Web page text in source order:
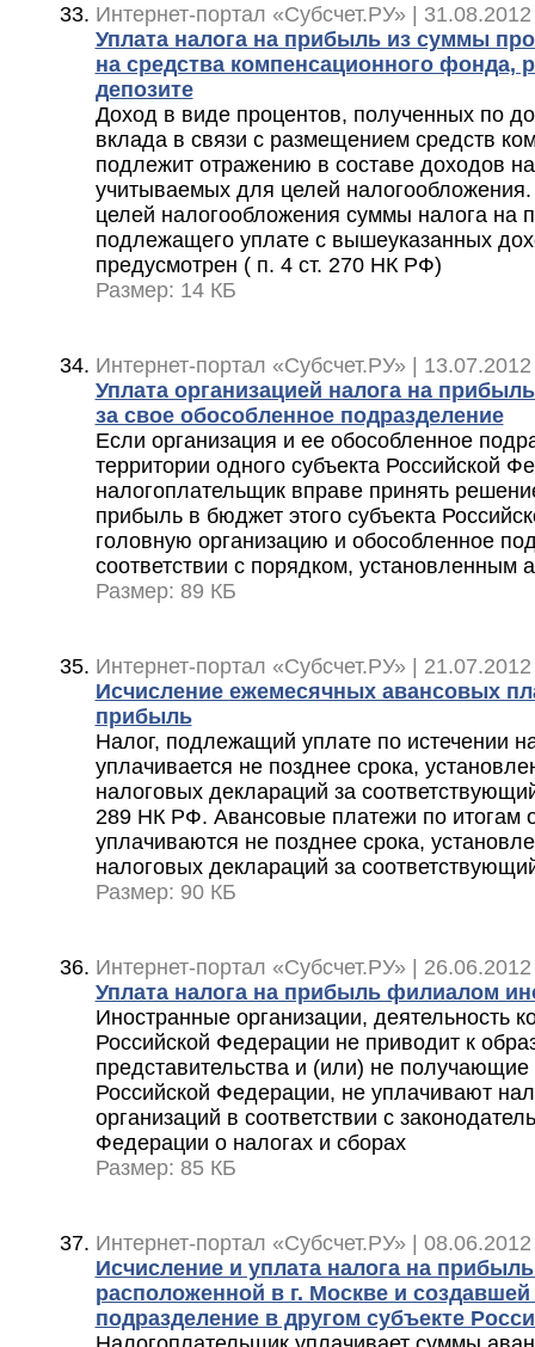
Интернет-портал «Субсчет.РУ» |
Уплата налога на прибыль из суммы
на средства компенсационного фонда,
депозите
Доход в виде процентов, полученных по
вклада в связи с размещением средств
подлежит отражению в составе доходов
учитываемых для целей
целей налогообложения суммы налога на
подлежащего уплате с вышеуказанных
предусмотрен ( п. 4 ст. 270 НК РФ)
Размер: 14 КБ
Интернет-портал «Субсчет.РУ» |
Уплата организацией налога на
за свое обособленное подразделение
Если организация и ее обособленное
территории одного субъекта Российской
налогоплательщик вправе принять
прибыль в бюджет этого субъекта
головную организацию и обособленное
соответствии с порядком, установленным
Размер: 89 КБ
Интернет-портал «Субсчет.РУ» |
Исчисление ежемесячных авансовых
прибыль
Налог, подлежащий уплате по истечении
уплачивается не позднее срока,
налоговых деклараций за
289 НК РФ. Авансовые платежи по итогам
уплачиваются не позднее срока,
налоговых деклараций за
Размер: 90 КБ
Интернет-портал «Субсчет.РУ» |
Уплата налога на прибыль филиалом
Иностранные организации, деятельность
Российской Федерации не приводит к
представительства и (или) не
Российской Федерации, не уплачивают
организаций в соответствии с
Федерации о налогах и сборах
Размер: 85 КБ
Интернет-портал «Субсчет.РУ» |
Исчисление и уплата налога на
расположенной в г. Москве и
подразделение в другом субъекте